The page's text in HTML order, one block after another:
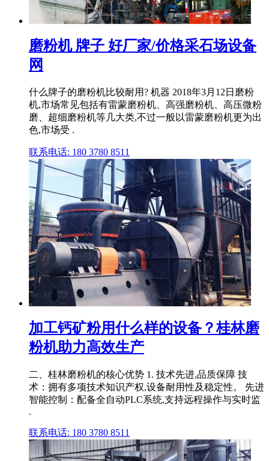
磨粉机 牌子 好厂家/价格采石场设备
网
什么牌子的磨粉机比较耐用? 机器 2018年3月12日磨粉
机,市场常见包括有雷蒙磨粉机、高强磨粉机、高压微粉
磨、超细磨粉机等几大类,不过一般以雷蒙磨粉机更为出
色,市场受 .
联系电话: 180 3780 8511
加工钙矿粉用什么样的设备？桂林磨
粉机助力高效生产
二、桂林磨粉机的核心优势 1. 技术先进,品质保障 技
术：拥有多项技术知识产权,设备耐用性及稳定性。 先进
智能控制：配备全自动PLC系统,支持远程操作与实时监
.
联系电话: 180 3780 8511